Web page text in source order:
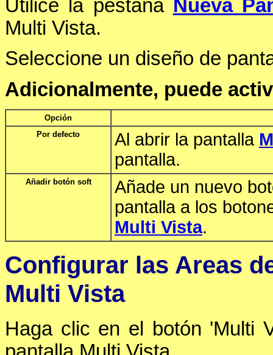
Utilice la pestaña Nueva
Multi Vista.
Seleccione un diseño de
Adicionalmente, puede
Opción
Por defecto
Al abrir la pantalla
pantalla.
Añadir botón soft
Añade un nuevo
pantalla a los
Multi Vista.
Configurar las Areas
Multi Vista
Haga clic en el botón 'Multi